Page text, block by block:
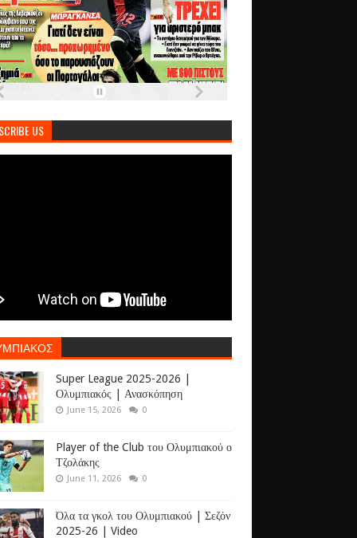
US
Super League 2025-2026 |
Ολυμπιακός | Ανασκόπηση
June 15, 2026 0
Player of the Club του Ολυμπιακού ο
Τζολάκης
June 11, 2026 0
Όλα τα γκολ του Ολυμπιακού | Σεζόν
2025-26 | Video